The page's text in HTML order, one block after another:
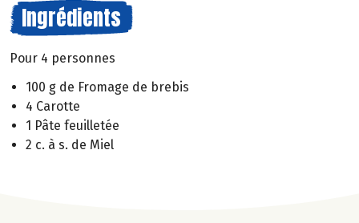
Ingrédients
Pour 4 personnes
100 g de Fromage de brebis
4 Carotte
1 Pâte feuilletée
2 c. à s. de Miel